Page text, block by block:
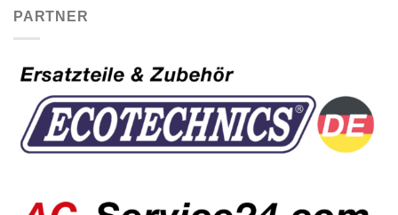
PARTNER